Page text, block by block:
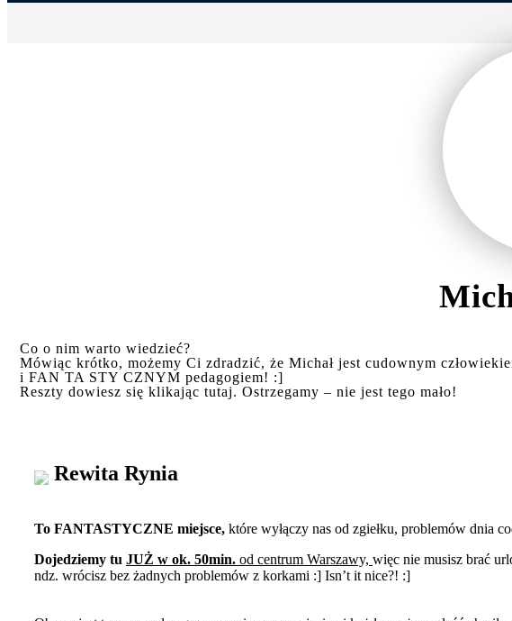
Co o nim warto wiedzieć?
Mówiąc krótko, możemy Ci zdradzić, że Michał jest cudownym
i FAN TA STY CZNYM pedagogiem! :]
Reszty dowiesz się klikając tutaj. Ostrzegamy – nie jest tego mało!
Rewita Rynia
To FANTASTYCZNE miejsce, które wyłączy nas od zgiełku, problemów dnia
Dojedziemy tu JUŻ w ok. 50min. od centrum Warszawy, więc nie musisz brać
ndz. wrócisz bez żadnych problemów z korkami :] Isn’t it nice?! :]